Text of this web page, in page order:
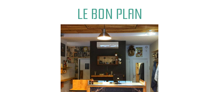
LE BON PLAN